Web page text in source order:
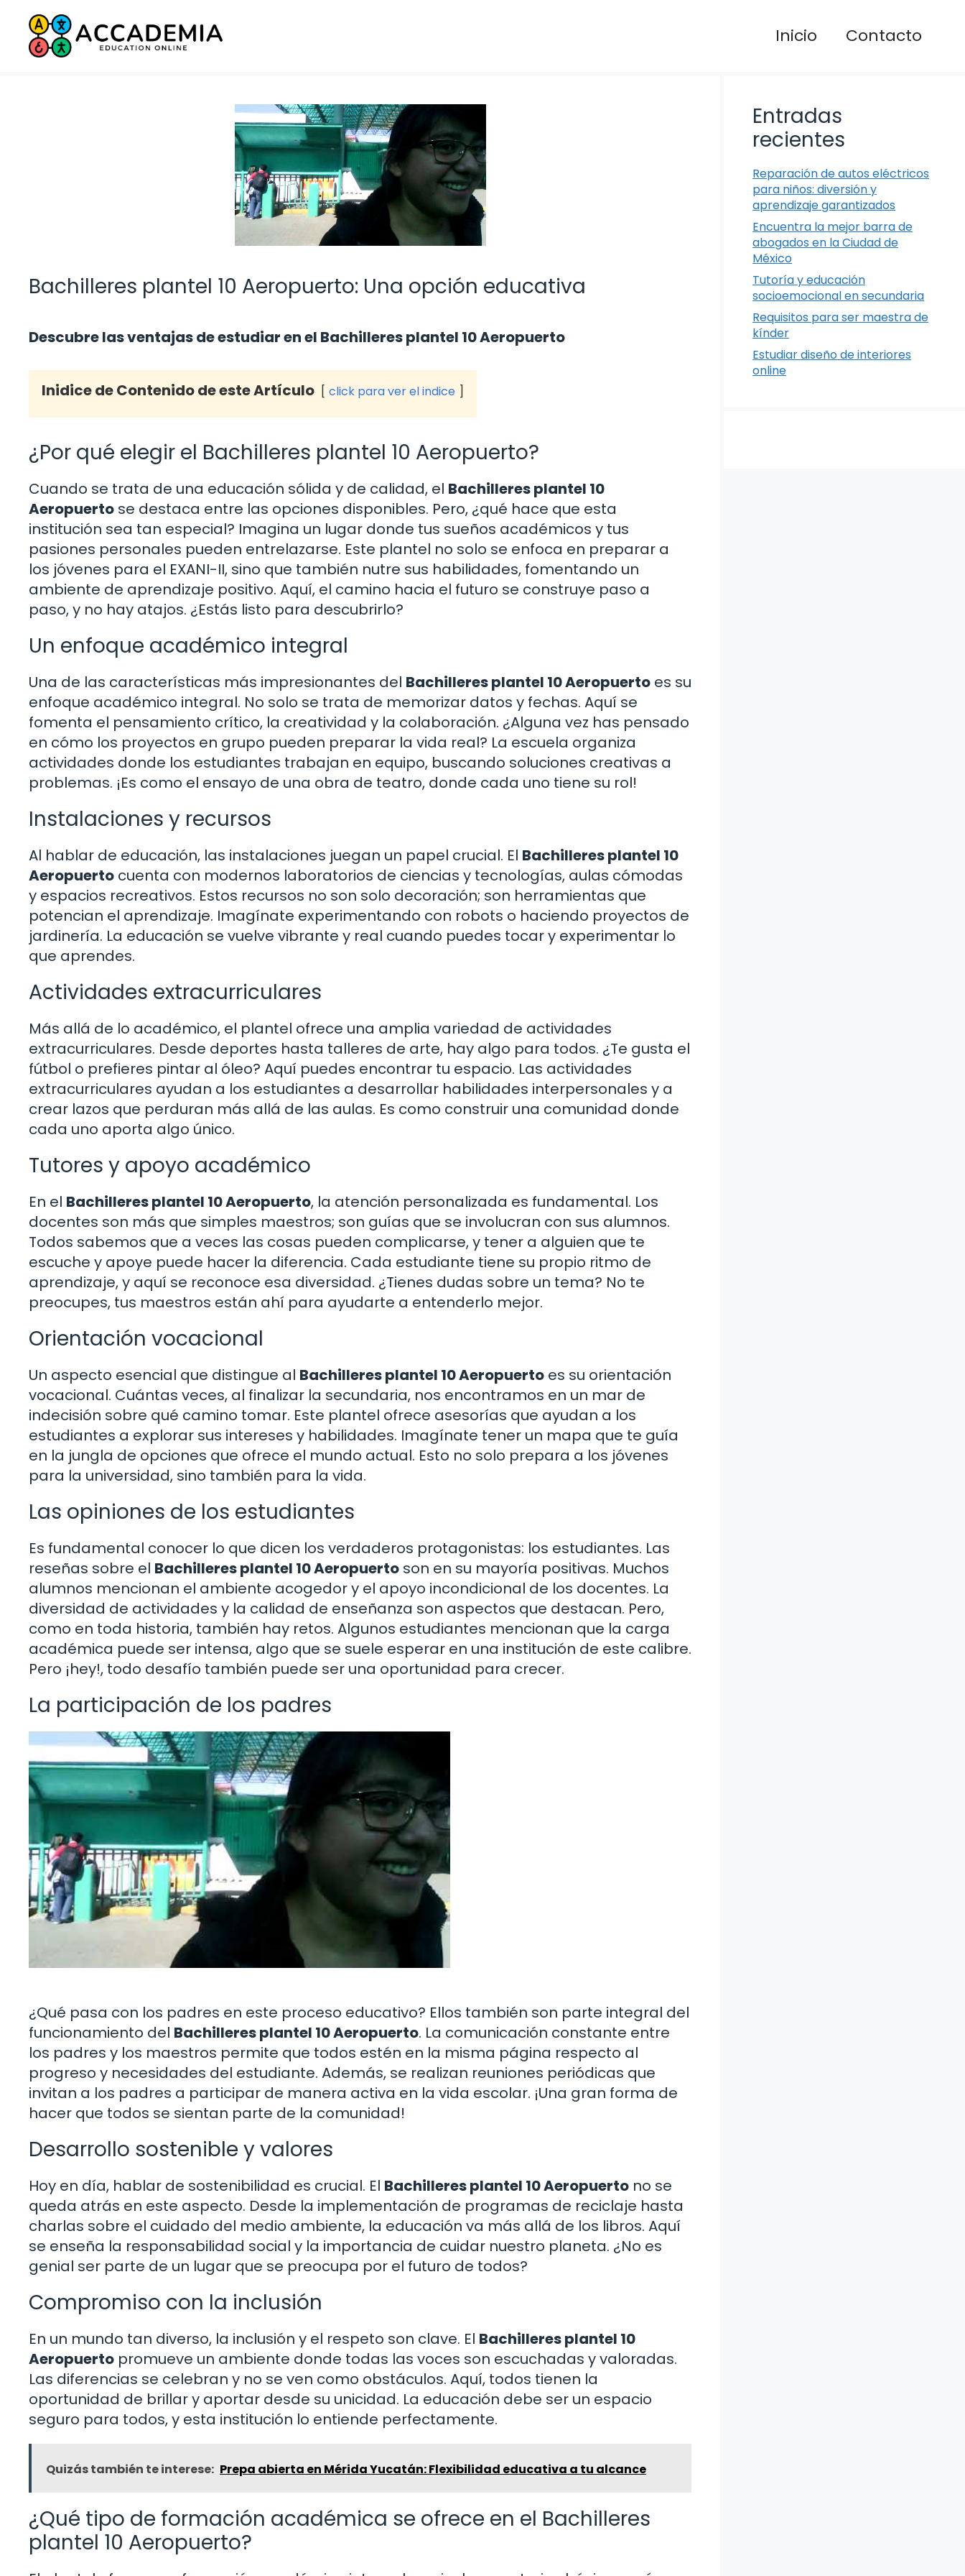
Saltar
contenido
Inicio Contacto
Bachilleres plantel 10 Aeropuerto: Una opción educativa
Descubre las ventajas de estudiar en el Bachilleres plantel 10 Aeropuerto
Inidice de Contenido de este Artículo click para ver el indice
¿Por qué elegir el Bachilleres plantel 10 Aeropuerto?
Cuando se trata de una educación sólida y de calidad, el Bachilleres plantel 10
Aeropuerto se destaca entre las opciones disponibles. Pero, ¿qué hace que esta
institución sea tan especial? Imagina un lugar donde tus sueños académicos y tus
pasiones personales pueden entrelazarse. Este plantel no solo se enfoca en preparar a
los jóvenes para el EXANI-II, sino que también nutre sus habilidades, fomentando un
ambiente de aprendizaje positivo. Aquí, el camino hacia el futuro se construye paso a
paso, y no hay atajos. ¿Estás listo para descubrirlo?
Un enfoque académico integral
Una de las características más impresionantes del Bachilleres plantel 10 Aeropuerto es su
enfoque académico integral. No solo se trata de memorizar datos y fechas. Aquí se
fomenta el pensamiento crítico, la creatividad y la colaboración. ¿Alguna vez has pensado
en cómo los proyectos en grupo pueden preparar la vida real? La escuela organiza
actividades donde los estudiantes trabajan en equipo, buscando soluciones creativas a
problemas. ¡Es como el ensayo de una obra de teatro, donde cada uno tiene su rol!
Instalaciones y recursos
Al hablar de educación, las instalaciones juegan un papel crucial. El Bachilleres plantel 10
Aeropuerto cuenta con modernos laboratorios de ciencias y tecnologías, aulas cómodas
y espacios recreativos. Estos recursos no son solo decoración; son herramientas que
potencian el aprendizaje. Imagínate experimentando con robots o haciendo proyectos de
jardinería. La educación se vuelve vibrante y real cuando puedes tocar y experimentar lo
que aprendes.
Actividades extracurriculares
Más allá de lo académico, el plantel ofrece una amplia variedad de actividades
extracurriculares. Desde deportes hasta talleres de arte, hay algo para todos. ¿Te gusta el
fútbol o prefieres pintar al óleo? Aquí puedes encontrar tu espacio. Las actividades
extracurriculares ayudan a los estudiantes a desarrollar habilidades interpersonales y a
crear lazos que perduran más allá de las aulas. Es como construir una comunidad donde
cada uno aporta algo único.
Tutores y apoyo académico
En el Bachilleres plantel 10 Aeropuerto, la atención personalizada es fundamental. Los
docentes son más que simples maestros; son guías que se involucran con sus alumnos.
Todos sabemos que a veces las cosas pueden complicarse, y tener a alguien que te
escuche y apoye puede hacer la diferencia. Cada estudiante tiene su propio ritmo de
aprendizaje, y aquí se reconoce esa diversidad. ¿Tienes dudas sobre un tema? No te
preocupes, tus maestros están ahí para ayudarte a entenderlo mejor.
Orientación vocacional
Un aspecto esencial que distingue al Bachilleres plantel 10 Aeropuerto es su orientación
vocacional. Cuántas veces, al finalizar la secundaria, nos encontramos en un mar de
indecisión sobre qué camino tomar. Este plantel ofrece asesorías que ayudan a los
estudiantes a explorar sus intereses y habilidades. Imagínate tener un mapa que te guía
en la jungla de opciones que ofrece el mundo actual. Esto no solo prepara a los jóvenes
para la universidad, sino también para la vida.
Las opiniones de los estudiantes
Es fundamental conocer lo que dicen los verdaderos protagonistas: los estudiantes. Las
reseñas sobre el Bachilleres plantel 10 Aeropuerto son en su mayoría positivas. Muchos
alumnos mencionan el ambiente acogedor y el apoyo incondicional de los docentes. La
diversidad de actividades y la calidad de enseñanza son aspectos que destacan. Pero,
como en toda historia, también hay retos. Algunos estudiantes mencionan que la carga
académica puede ser intensa, algo que se suele esperar en una institución de este calibre.
Pero ¡hey!, todo desafío también puede ser una oportunidad para crecer.
La participación de los padres
¿Qué pasa con los padres en este proceso educativo? Ellos también son parte integral del
funcionamiento del Bachilleres plantel 10 Aeropuerto. La comunicación constante entre
los padres y los maestros permite que todos estén en la misma página respecto al
progreso y necesidades del estudiante. Además, se realizan reuniones periódicas que
invitan a los padres a participar de manera activa en la vida escolar. ¡Una gran forma de
hacer que todos se sientan parte de la comunidad!
Desarrollo sostenible y valores
Hoy en día, hablar de sostenibilidad es crucial. El Bachilleres plantel 10 Aeropuerto no se
queda atrás en este aspecto. Desde la implementación de programas de reciclaje hasta
charlas sobre el cuidado del medio ambiente, la educación va más allá de los libros. Aquí
se enseña la responsabilidad social y la importancia de cuidar nuestro planeta. ¿No es
genial ser parte de un lugar que se preocupa por el futuro de todos?
Compromiso con la inclusión
En un mundo tan diverso, la inclusión y el respeto son clave. El Bachilleres plantel 10
Aeropuerto promueve un ambiente donde todas las voces son escuchadas y valoradas.
Las diferencias se celebran y no se ven como obstáculos. Aquí, todos tienen la
oportunidad de brillar y aportar desde su unicidad. La educación debe ser un espacio
seguro para todos, y esta institución lo entiende perfectamente.
Quizás también te interese: Prepa abierta en Mérida Yucatán: Flexibilidad educativa a tu alcance
¿Qué tipo de formación académica se ofrece en el Bachilleres
plantel 10 Aeropuerto?
Entradas
recientes
Reparación de autos eléctricos
para niños: diversión y
aprendizaje garantizados
Encuentra la mejor barra de
abogados en la Ciudad de
México
Tutoría y educación
socioemocional en secundaria
Requisitos para ser maestra de
kínder
Estudiar diseño de interiores
online